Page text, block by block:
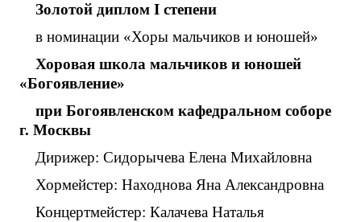
Золотой диплом I степени
в номинации «Хоры мальчиков и юношей»
Хоровая школа мальчиков и юношей
«Богоявление»
при Богоявленском кафедральном соборе
г. Москвы
Дирижер: Сидорычева Елена Михайловна
Хормейстер: Находнова Яна Александровна
Концертмейстер: Калачева Наталья